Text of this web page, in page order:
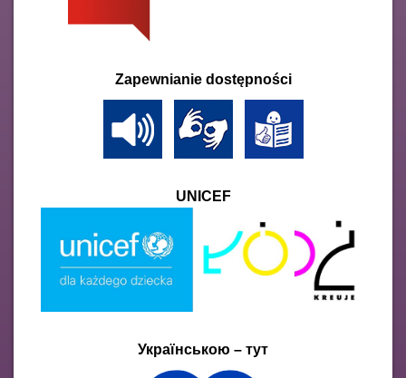
Zapewnianie dostępności
UNICEF
Українською – тут